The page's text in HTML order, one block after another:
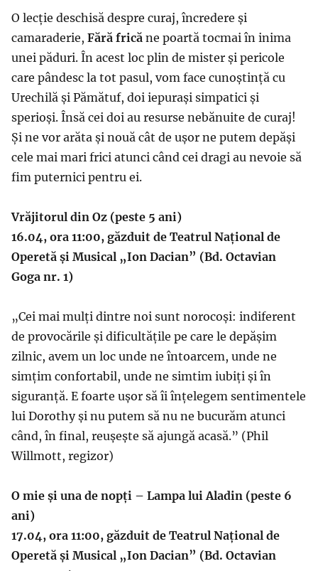
O lecție deschisă despre curaj, încredere și
camaraderie, Fără frică ne poartă tocmai în inima
unei păduri. În acest loc plin de mister și pericole
care pândesc la tot pasul, vom face cunoștință cu
Urechilă și Pămătuf, doi iepurași simpatici și
sperioși. Însă cei doi au resurse nebănuite de curaj!
Și ne vor arăta și nouă cât de ușor ne putem depăși
cele mai mari frici atunci când cei dragi au nevoie să
fim puternici pentru ei.
Vrăjitorul din Oz (peste 5 ani)
16.04, ora 11:00, găzduit de Teatrul Național de
Operetă și Musical „Ion Dacian” (Bd. Octavian
Goga nr. 1)
„Cei mai mulți dintre noi sunt norocoși: indiferent
de provocările și dificultățile pe care le depășim
zilnic, avem un loc unde ne întoarcem, unde ne
simțim confortabil, unde ne simtim iubiți și în
siguranță. E foarte ușor să îi înțelegem sentimentele
lui Dorothy și nu putem să nu ne bucurăm atunci
când, în final, reușește să ajungă acasă.” (Phil
Willmott, regizor)
O mie și una de nopți – Lampa lui Aladin (peste 6
ani)
17.04, ora 11:00, găzduit de Teatrul Național de
Operetă și Musical „Ion Dacian” (Bd. Octavian